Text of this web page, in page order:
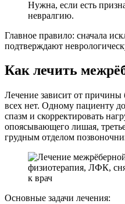
Нужна, если есть
невралгию.
Главное правило: сначала
подтверждают
Как лечить
Лечение зависит от
всех нет. Одному пациенту
спазм и скорректировать
опоясывающего лишая,
грудным отделом
Основные задачи лечения: